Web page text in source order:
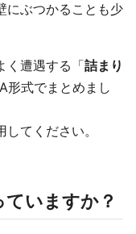
にぶつかることも少
く遭遇する「詰まり
形式でまとめまし
てください。
いますか？